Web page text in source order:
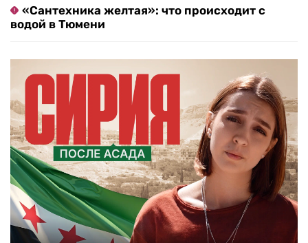
«Сантехника желтая»: что происходит с
водой в Тюмени